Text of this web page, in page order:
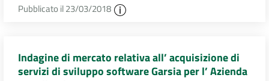
Pubblicato il 23/03/2018
Indagine di mercato relativa all’ acquisizione di
servizi di sviluppo software Garsia per l’ Azienda